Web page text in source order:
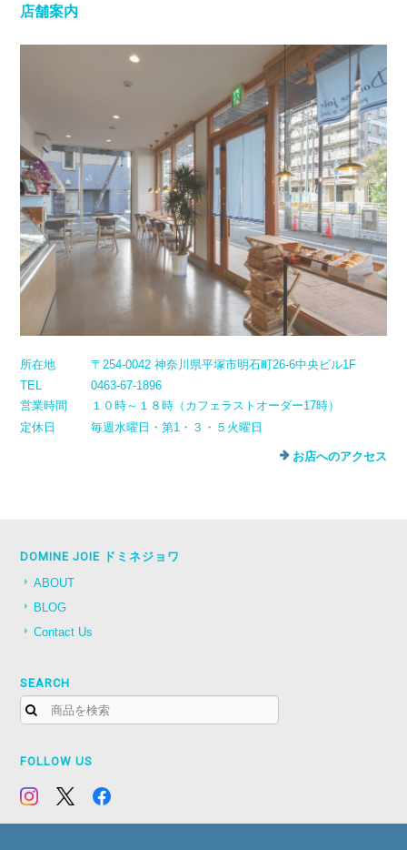
店舗案内
所在地
〒254-0042 神奈川県平塚市明石町26-6中央ビル1F
TEL
0463-67-1896
営業時間
１０時～１８時（カフェラストオーダー17時）
定休日
毎週水曜日・第1・３・５火曜日
お店へのアクセス
DOMINE JOIE ドミネジョワ
ABOUT
BLOG
Contact Us
SEARCH
FOLLOW US